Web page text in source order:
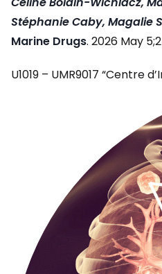
Stéphanie Caby, Magalie
Marine Drugs. 2026 May
U1019 – UMR9017 “Centre